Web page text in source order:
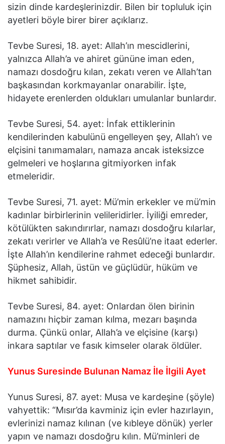
sizin dinde kardeşlerinizdir. Bilen bir topluluk için
ayetleri böyle birer birer açıklarız.
Tevbe Suresi, 18. ayet: Allah’ın mescidlerini,
yalnızca Allah’a ve ahiret gününe iman eden,
namazı dosdoğru kılan, zekatı veren ve Allah’tan
başkasından korkmayanlar onarabilir. İşte,
hidayete erenlerden oldukları umulanlar bunlardır.
Tevbe Suresi, 54. ayet: İnfak ettiklerinin
kendilerinden kabulünü engelleyen şey, Allah’ı ve
elçisini tanımamaları, namaza ancak isteksizce
gelmeleri ve hoşlarına gitmiyorken infak
etmeleridir.
Tevbe Suresi, 71. ayet: Mü’min erkekler ve mü’min
kadınlar birbirlerinin velileridirler. İyiliği emreder,
kötülükten sakındırırlar, namazı dosdoğru kılarlar,
zekatı verirler ve Allah’a ve Resûlü’ne itaat ederler.
İşte Allah’ın kendilerine rahmet edeceği bunlardır.
Şüphesiz, Allah, üstün ve güçlüdür, hüküm ve
hikmet sahibidir.
Tevbe Suresi, 84. ayet: Onlardan ölen birinin
namazını hiçbir zaman kılma, mezarı başında
durma. Çünkü onlar, Allah’a ve elçisine (karşı)
inkara saptılar ve fasık kimseler olarak öldüler.
Yunus Suresinde Bulunan Namaz İle İlgili Ayet
Yunus Suresi, 87. ayet: Musa ve kardeşine (şöyle)
vahyettik: “Mısır’da kavminiz için evler hazırlayın,
evlerinizi namaz kılınan (ve kıbleye dönük) yerler
yapın ve namazı dosdoğru kılın. Mü’minleri de